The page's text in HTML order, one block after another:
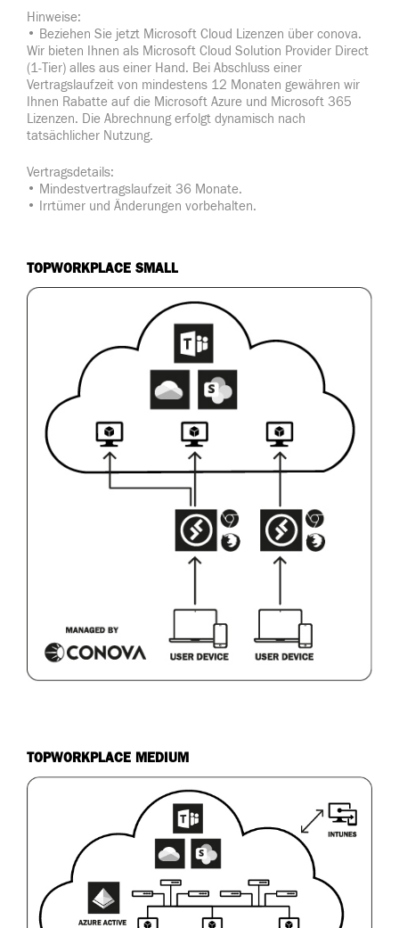
Hinweise:
• Beziehen Sie jetzt Microsoft Cloud Lizenzen über conova.
Wir bieten Ihnen als Microsoft Cloud Solution Provider Direct
(1-Tier) alles aus einer Hand. Bei Abschluss einer
Vertragslaufzeit von mindestens 12 Monaten gewähren wir
Ihnen Rabatte auf die Microsoft Azure und Microsoft 365
Lizenzen. Die Abrechnung erfolgt dynamisch nach
tatsächlicher Nutzung.
Vertragsdetails:
• Mindestvertragslaufzeit 36 Monate.
• Irrtümer und Änderungen vorbehalten.
TOPWORKPLACE SMALL
TOPWORKPLACE MEDIUM